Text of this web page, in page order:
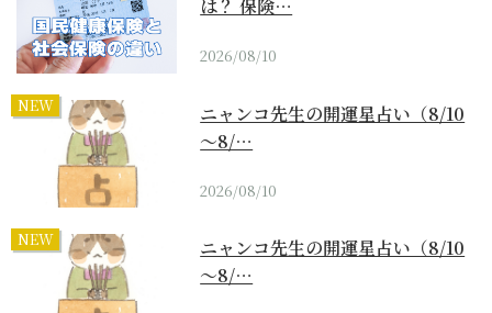
は？ 保険…
2026/08/10
NEW
ニャンコ先生の開運星占い（8/10
～8/…
2026/08/10
NEW
ニャンコ先生の開運星占い（8/10
～8/…